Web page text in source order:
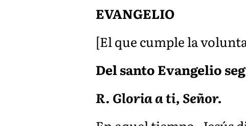
EVANGELIO
[El que cumple la
Del santo Evangelio
R. Gloria a ti, Señor.